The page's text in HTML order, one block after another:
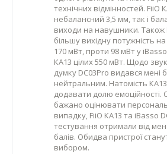
технічних відмінностей. FiiO
небалансний 3,5 мм, так і
виходи на навушники. Також
більшу вихідну потужність
170 мВт, проти 98 мВт у
КА13 цілих 550 мВт. Щодо
думку DC03Pro видався мені
нейтральним. Натомість
додавати долю емоційності.
бажано оцінювати
випадку, FiiO КА13 та iBasso
тестування отримали від
балів. Обидва пристрої
вибором.